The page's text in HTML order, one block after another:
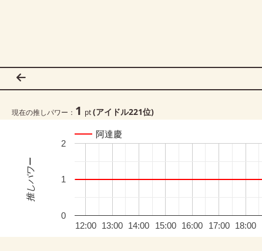
現在の推しパワー： 1 pt(アイドル221位)
阿達慶
12:00 14:00 16:00 18:00
13:00 15:00 17:00
0
1
2
推しパワー